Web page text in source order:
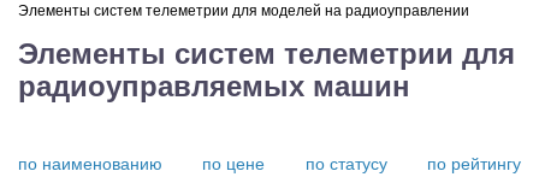
Запчасти и аксессуары
Элементы систем телеметрии для моделей на радиоуправлении
Элементы систем телеметрии для
радиоуправляемых машин
по наименованию по цене по статусу по рейтингу